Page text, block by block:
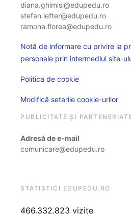
diana.ghimisi@edupedu.ro
stefan.lefter@edupedu.ro
ramona.florea@edupedu.ro
Notă de informare cu privire la
personale prin intermediul site-
Politica de cookie
Modifică setarile cookie-urilor
PUBLICITATE ȘI
Adresă de e-mail
comunicare@edupedu.ro
STATISTICI EDUPEDU.RO
466.332.823 vizite